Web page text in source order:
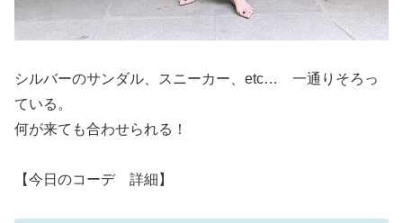
シルバーのサンダル、スニーカー、etc… 一通りそろっ
ている。
何が来ても合わせられる！
【今日のコーデ 詳細】